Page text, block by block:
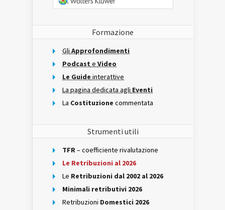
Formazione
Gli Approfondimenti
Podcast e Video
Le Guide interattive
La pagina dedicata agli Eventi
La Costituzione commentata
Strumenti utili
TFR– coefficiente rivalutazione
Le Retribuzioni al 2026
Le Retribuzioni dal 2002 al 2026
Minimali retributivi 2026
Retribuzioni Domestici 2026